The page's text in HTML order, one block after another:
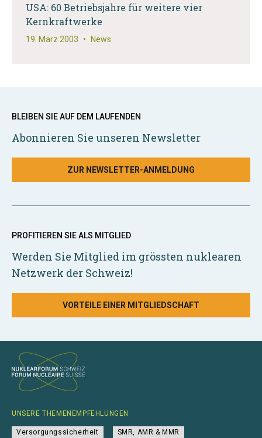
USA: 60 Betriebsjahre für weitere vier
Kernkraftwerke
19. März 2003 • News
BLEIBEN SIE AUF DEM LAUFENDEN
Abonnieren Sie unseren Newsletter
ZUR NEWSLETTER-ANMELDUNG
PROFITIEREN SIE ALS MITGLIED
Werden Sie Mitglied im grössten nuklearen
Netzwerk der Schweiz!
VORTEILE EINER MITGLIEDSCHAFT
UNSERE THEMENEMPFEHLUNGEN
Versorgungssicherheit SMR, AMR & MMR